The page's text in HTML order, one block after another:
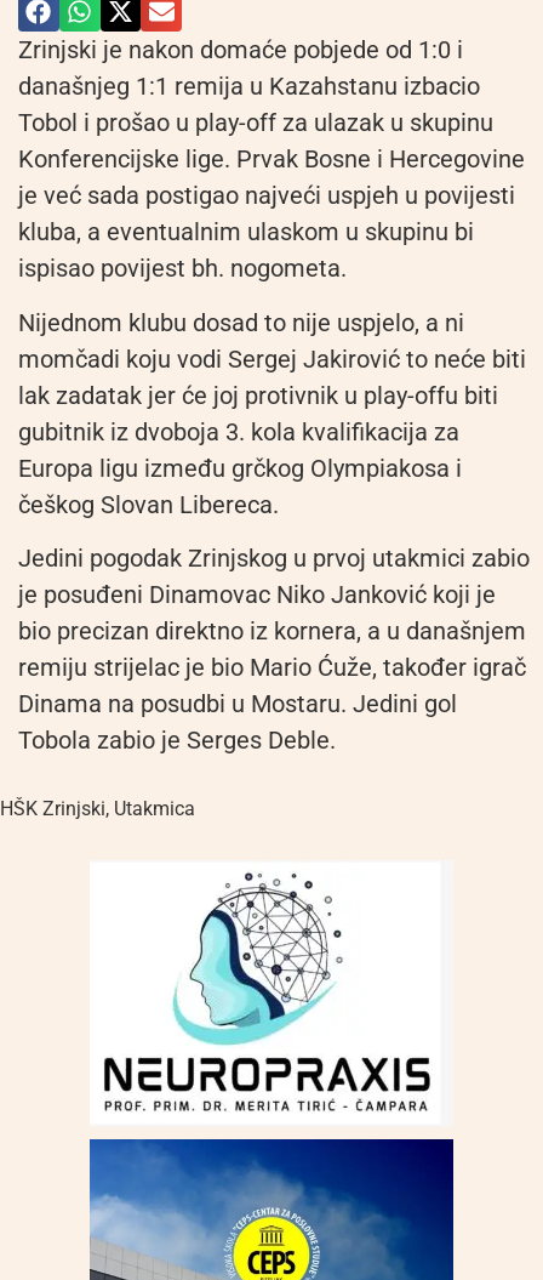
Zrinjski je nakon domaće pobjede od 1:0 i
današnjeg 1:1 remija u Kazahstanu izbacio
Tobol i prošao u play-off za ulazak u skupinu
Konferencijske lige. Prvak Bosne i Hercegovine
je već sada postigao najveći uspjeh u povijesti
kluba, a eventualnim ulaskom u skupinu bi
ispisao povijest bh. nogometa.
Nijednom klubu dosad to nije uspjelo, a ni
momčadi koju vodi Sergej Jakirović to neće biti
lak zadatak jer će joj protivnik u play-offu biti
gubitnik iz dvoboja 3. kola kvalifikacija za
Europa ligu između grčkog Olympiakosa i
češkog Slovan Libereca.
Jedini pogodak Zrinjskog u prvoj utakmici zabio
je posuđeni Dinamovac Niko Janković koji je
bio precizan direktno iz kornera, a u današnjem
remiju strijelac je bio Mario Ćuže, također igrač
Dinama na posudbi u Mostaru. Jedini gol
Tobola zabio je Serges Deble.
HŠK Zrinjski, Utakmica